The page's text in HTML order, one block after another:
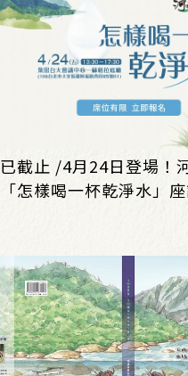
已截止 /4月24日登場！
「怎樣喝一杯乾淨水」